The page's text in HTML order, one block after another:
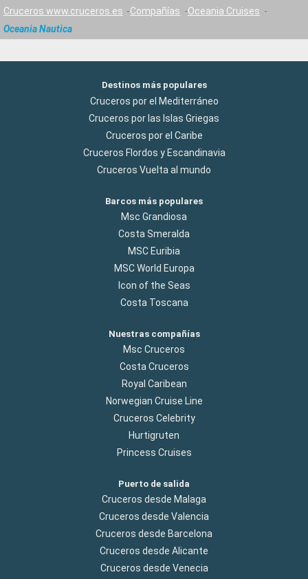
Cruceros www.cruceros.es Compañías
Oceania Cruises
Oceania Nautica
Destinos más populares
Cruceros por el Mediterráneo
Cruceros por las Islas Griegas
Cruceros por el Caribe
Cruceros Flordos y Escandinavia
Cruceros Vuelta al mundo
Barcos más populares
Msc Grandiosa
Costa Smeralda
MSC Euribia
MSC World Europa
Icon of the Seas
Costa Toscana
Nuestras compañías
Msc Cruceros
Costa Cruceros
Royal Caribean
Norwegian Cruise Line
Cruceros Celebrity
Hurtigruten
Princess Cruises
Puerto de salida
Cruceros desde Malaga
Cruceros desde Valencia
Cruceros desde Barcelona
Cruceros desde Alicante
Cruceros desde Venecia